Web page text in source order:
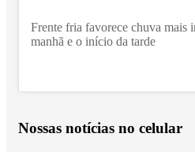
Frente fria favorece chuva mais
manhã e o início da tarde
Nossas notícias no celular